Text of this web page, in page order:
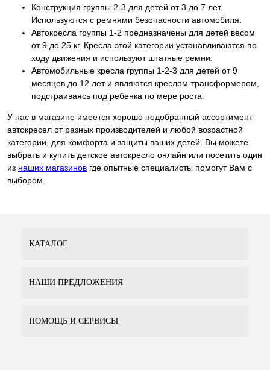
Конструкция группы 2-3 для детей от 3 до 7 лет.
Используются с ремнями безопасности автомобиля.
Автокресла группы 1-2 предназначены для детей весом
от 9 до 25 кг. Кресла этой категории устанавливаются по
ходу движения и используют штатные ремни.
Автомобильные кресла группы 1-2-3 для детей от 9
месяцев до 12 лет и являются креслом-трансформером,
подстраиваясь под ребенка по мере роста.
У нас в магазине имеется хорошо подобранный ассортимент
автокресел от разных производителей и любой возрастной
категории, для комфорта и защиты ваших детей. Вы можете
выбрать и купить детское автокресло онлайн или посетить один
из наших магазинов где опытные специалисты помогут Вам с
выбором.
КАТАЛОГ
НАШИ ПРЕДЛОЖЕНИЯ
ПОМОЩЬ И СЕРВИСЫ